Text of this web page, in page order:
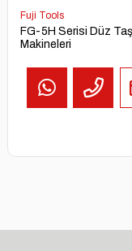
Fuji Tools
FG-5H Serisi Düz
Makineleri